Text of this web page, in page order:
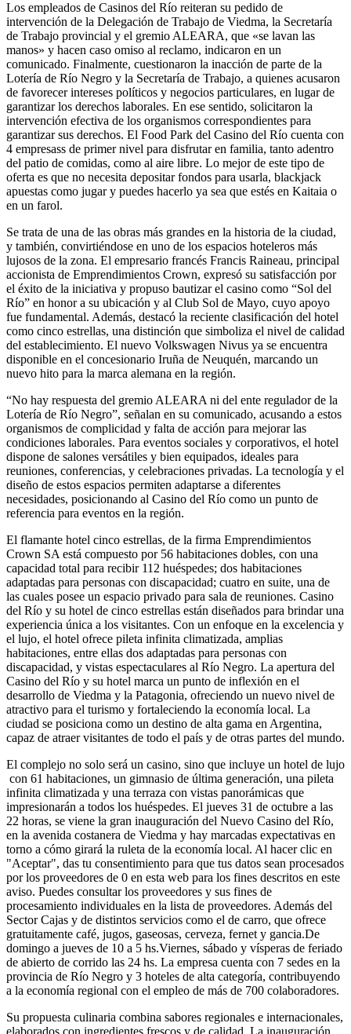
Los empleados de Casinos del Río reiteran su pedido de
intervención de la Delegación de Trabajo de Viedma, la Secretaría
de Trabajo provincial y el gremio ALEARA, que «se lavan las
manos» y hacen caso omiso al reclamo, indicaron en un
comunicado. Finalmente, cuestionaron la inacción de parte de la
Lotería de Río Negro y la Secretaría de Trabajo, a quienes acusaron
de favorecer intereses políticos y negocios particulares, en lugar de
garantizar los derechos laborales. En ese sentido, solicitaron la
intervención efectiva de los organismos correspondientes para
garantizar sus derechos. El Food Park del Casino del Río cuenta con
4 empresass de primer nivel para disfrutar en familia, tanto adentro
del patio de comidas, como al aire libre. Lo mejor de este tipo de
oferta es que no necesita depositar fondos para usarla, blackjack
apuestas como jugar y puedes hacerlo ya sea que estés en Kaitaia o
en un farol.
Se trata de una de las obras más grandes en la historia de la ciudad,
y también, convirtiéndose en uno de los espacios hoteleros más
lujosos de la zona. El empresario francés Francis Raineau, principal
accionista de Emprendimientos Crown, expresó su satisfacción por
el éxito de la iniciativa y propuso bautizar el casino como “Sol del
Río” en honor a su ubicación y al Club Sol de Mayo, cuyo apoyo
fue fundamental. Además, destacó la reciente clasificación del hotel
como cinco estrellas, una distinción que simboliza el nivel de calidad
del establecimiento. El nuevo Volkswagen Nivus ya se encuentra
disponible en el concesionario Iruña de Neuquén, marcando un
nuevo hito para la marca alemana en la región.
“No hay respuesta del gremio ALEARA ni del ente regulador de la
Lotería de Río Negro”, señalan en su comunicado, acusando a estos
organismos de complicidad y falta de acción para mejorar las
condiciones laborales. Para eventos sociales y corporativos, el hotel
dispone de salones versátiles y bien equipados, ideales para
reuniones, conferencias, y celebraciones privadas. La tecnología y el
diseño de estos espacios permiten adaptarse a diferentes
necesidades, posicionando al Casino del Río como un punto de
referencia para eventos en la región.
El flamante hotel cinco estrellas, de la firma Emprendimientos
Crown SA está compuesto por 56 habitaciones dobles, con una
capacidad total para recibir 112 huéspedes; dos habitaciones
adaptadas para personas con discapacidad; cuatro en suite, una de
las cuales posee un espacio privado para sala de reuniones. Casino
del Río y su hotel de cinco estrellas están diseñados para brindar una
experiencia única a los visitantes. Con un enfoque en la excelencia y
el lujo, el hotel ofrece pileta infinita climatizada, amplias
habitaciones, entre ellas dos adaptadas para personas con
discapacidad, y vistas espectaculares al Río Negro. La apertura del
Casino del Río y su hotel marca un punto de inflexión en el
desarrollo de Viedma y la Patagonia, ofreciendo un nuevo nivel de
atractivo para el turismo y fortaleciendo la economía local. La
ciudad se posiciona como un destino de alta gama en Argentina,
capaz de atraer visitantes de todo el país y de otras partes del mundo.
El complejo no solo será un casino, sino que incluye un hotel de lujo
con 61 habitaciones, un gimnasio de última generación, una pileta
infinita climatizada y una terraza con vistas panorámicas que
impresionarán a todos los huéspedes. El jueves 31 de octubre a las
22 horas, se viene la gran inauguración del Nuevo Casino del Río,
en la avenida costanera de Viedma y hay marcadas expectativas en
torno a cómo girará la ruleta de la economía local. Al hacer clic en
"Aceptar", das tu consentimiento para que tus datos sean procesados
por los proveedores de 0 en esta web para los fines descritos en este
aviso. Puedes consultar los proveedores y sus fines de
procesamiento individuales en la lista de proveedores. Además del
Sector Cajas y de distintos servicios como el de carro, que ofrece
gratuitamente café, jugos, gaseosas, cerveza, fernet y gancia.De
domingo a jueves de 10 a 5 hs.Viernes, sábado y vísperas de feriado
de abierto de corrido las 24 hs. La empresa cuenta con 7 sedes en la
provincia de Río Negro y 3 hoteles de alta categoría, contribuyendo
a la economía regional con el empleo de más de 700 colaboradores.
Su propuesta culinaria combina sabores regionales e internacionales,